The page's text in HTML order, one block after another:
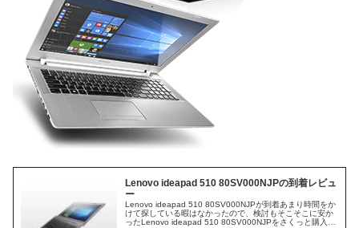
Lenovo ideapad 510 80SV000NJPの到着レビュ
ー
Lenovo ideapad 510 80SV000NJPが到着あまり時間をか
けて探している暇はなかったので、検討もそこそこに安か
ったLenovo ideapad 510 80SV000NJPをさくっと購入し